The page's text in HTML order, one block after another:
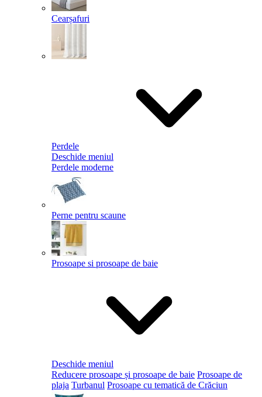
Cearșafuri
Perdele
Deschide meniul
Perdele moderne
Perne pentru scaune
Prosoape si prosoape de baie
Deschide meniul
Reducere prosoape și prosoape de baie Prosoape de
plaja Turbanul Prosoape cu tematică de Crăciun